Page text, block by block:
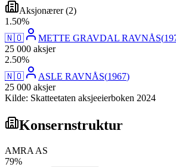
Aksjonærer(2)
1 .50%
🇳🇴
METTE GRAVDAL RAVNÅS(
25 000 aksjer
2.50%
🇳🇴
ASLE RAVNÅS(1967)
25 000 aksjer
Kilde: Skatteetaten aksjeeierboken 2024
Konsernstruktur
AMRA AS
79%